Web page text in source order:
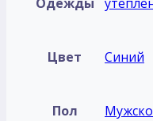
Цвет Синий
Пол